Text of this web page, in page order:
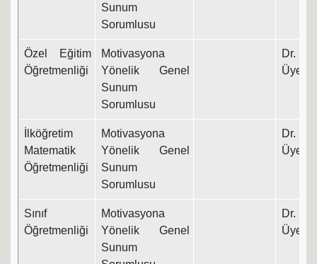
Sunum
Sorumlusu
Özel Eğitim
Öğretmenliği
Motivasyona
Yönelik Genel
Sunum
Sorumlusu
Dr.
Üyesi
İlköğretim
Matematik
Öğretmenliği
Motivasyona
Yönelik Genel
Sunum
Sorumlusu
Dr.
Üyesi
Sınıf
Öğretmenliği
Motivasyona
Yönelik Genel
Sunum
Dr.
Üyesi